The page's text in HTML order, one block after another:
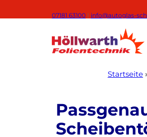
Inhalt
07181 63100 | info@autoglas-
Startseite